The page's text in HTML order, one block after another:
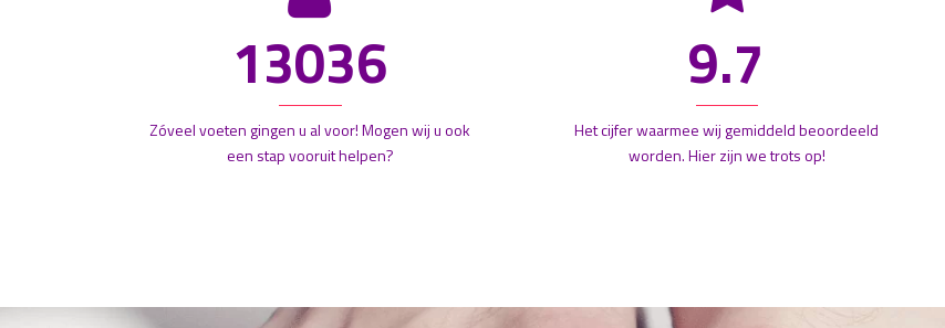
13036
Zóveel voeten gingen u al voor! Mogen wij u ook
een stap vooruit helpen?
9.7
Het cijfer waarmee wij gemiddeld beoordeeld
worden. Hier zijn we trots op!